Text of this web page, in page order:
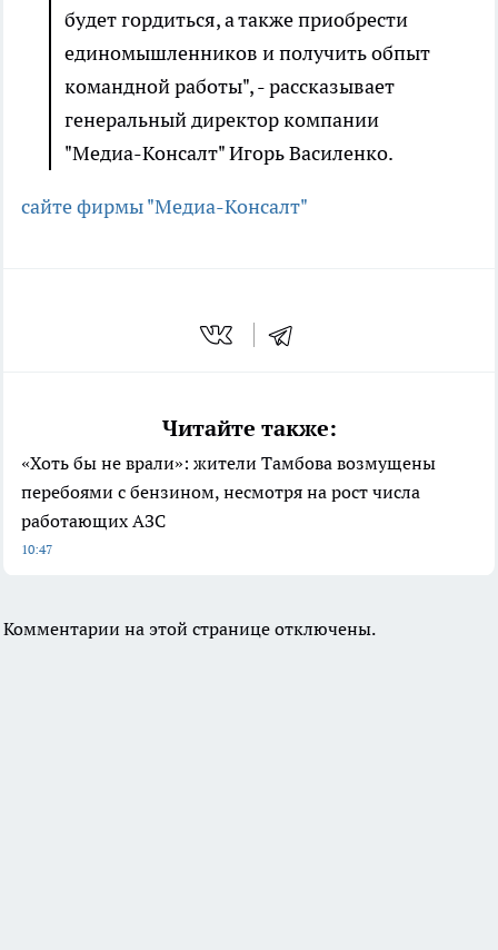
будет гордиться, а также приобрести
единомышленников и получить обпыт
командной работы", - рассказывает
генеральный директор компании
"Медиа-Консалт" Игорь Василенко.
сайте фирмы "Медиа-Консалт"
Читайте также:
«Хоть бы не врали»: жители Тамбова возмущены
перебоями с бензином, несмотря на рост числа
работающих АЗС
10:47
Комментарии на этой странице отключены.